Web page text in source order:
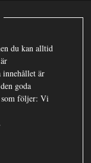
du kan alltid
innehållet är
goda
som följer: Vi